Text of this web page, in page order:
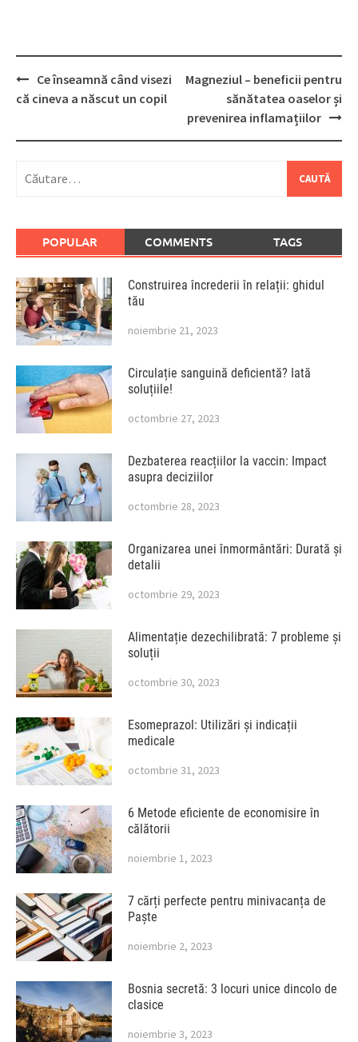
Post
navigation
Ce înseamnă când visezi
că cineva a născut un copil
Magneziul – beneficii pentru
sănătatea oaselor și
prevenirea inflamațiilor
după:
POPULAR COMMENTS TAGS
Construirea încrederii în relații: ghidul
tău
noiembrie 21, 2023
Circulație sanguină deficientă? Iată
soluțiile!
octombrie 27, 2023
Dezbaterea reacțiilor la vaccin: Impact
asupra deciziilor
octombrie 28, 2023
Organizarea unei înmormântări: Durată și
detalii
octombrie 29, 2023
Alimentație dezechilibrată: 7 probleme și
soluții
octombrie 30, 2023
Esomeprazol: Utilizări și indicații
medicale
octombrie 31, 2023
6 Metode eficiente de economisire în
călătorii
noiembrie 1, 2023
7 cărți perfecte pentru minivacanța de
Paște
noiembrie 2, 2023
Bosnia secretă: 3 locuri unice dincolo de
clasice
noiembrie 3, 2023